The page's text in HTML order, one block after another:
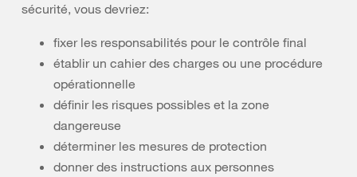
sécurité, vous devriez:
fixer les responsabilités pour le contrôle final
établir un cahier des charges ou une procédure
opérationnelle
définir les risques possibles et la zone
dangereuse
déterminer les mesures de protection
donner des instructions aux personnes